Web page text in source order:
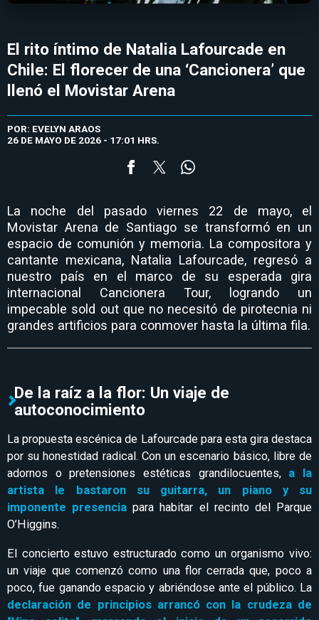
El rito íntimo de Natalia Lafourcade en
Chile: El florecer de una ‘Cancionera’ que
llenó el Movistar Arena
POR: EVELYN ARAOS
26 DE MAYO DE 2026 - 17:01 HRS.
La noche del pasado viernes 22 de mayo, el
Movistar Arena de Santiago se transformó en un
espacio de comunión y memoria. La compositora y
cantante mexicana, Natalia Lafourcade, regresó a
nuestro país en el marco de su esperada gira
internacional Cancionera Tour, logrando un
impecable sold out que no necesitó de pirotecnia ni
grandes artificios para conmover hasta la última fila.
De la raíz a la flor: Un viaje de
autoconocimiento
La propuesta escénica de Lafourcade para esta gira destaca
por su honestidad radical. Con un escenario básico, libre de
adornos o pretensiones estéticas grandilocuentes, a la
artista le bastaron su guitarra, un piano y su
imponente presencia para habitar el recinto del Parque
O’Higgins.
El concierto estuvo estructurado como un organismo vivo:
un viaje que comenzó como una flor cerrada que, poco a
poco, fue ganando espacio y abriéndose ante el público. La
declaración de principios arrancó con la crudeza de